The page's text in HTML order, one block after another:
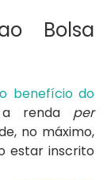
Bolsa
benefício do
renda per
no máximo,
estar inscrito